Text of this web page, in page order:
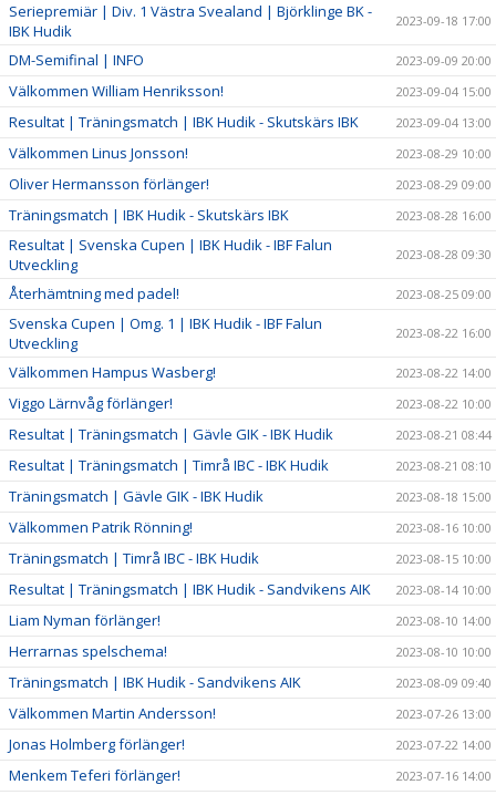
Seriepremiär | Div. 1 Västra Svealand | Björklinge BK -
IBK Hudik
2023-09-18 17:00
DM-Semifinal | INFO 2023-09-09 20:00
Välkommen William Henriksson! 2023-09-04 15:00
Resultat | Träningsmatch | IBK Hudik - Skutskärs IBK 2023-09-04 13:00
Välkommen Linus Jonsson! 2023-08-29 10:00
Oliver Hermansson förlänger! 2023-08-29 09:00
Träningsmatch | IBK Hudik - Skutskärs IBK 2023-08-28 16:00
Resultat | Svenska Cupen | IBK Hudik - IBF Falun
Utveckling
2023-08-28 09:30
Återhämtning med padel! 2023-08-25 09:00
Svenska Cupen | Omg. 1 | IBK Hudik - IBF Falun
Utveckling
2023-08-22 16:00
Välkommen Hampus Wasberg! 2023-08-22 14:00
Viggo Lärnvåg förlänger! 2023-08-22 10:00
Resultat | Träningsmatch | Gävle GIK - IBK Hudik 2023-08-21 08:44
Resultat | Träningsmatch | Timrå IBC - IBK Hudik 2023-08-21 08:10
Träningsmatch | Gävle GIK - IBK Hudik 2023-08-18 15:00
Välkommen Patrik Rönning! 2023-08-16 10:00
Träningsmatch | Timrå IBC - IBK Hudik 2023-08-15 10:00
Resultat | Träningsmatch | IBK Hudik - Sandvikens AIK 2023-08-14 10:00
Liam Nyman förlänger! 2023-08-10 14:00
Herrarnas spelschema! 2023-08-10 10:00
Träningsmatch | IBK Hudik - Sandvikens AIK 2023-08-09 09:40
Välkommen Martin Andersson! 2023-07-26 13:00
Jonas Holmberg förlänger! 2023-07-22 14:00
Menkem Teferi förlänger! 2023-07-16 14:00